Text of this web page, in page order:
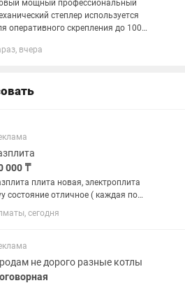
мощный профессиональный
степлер используется
оперативного скрепления до 100
Загибает скобу внутрь. Имеет
вчера
000 ₸
плита новая, электроплита
состояние отличное ( каждая по
сегодня
не дорого разные котлы